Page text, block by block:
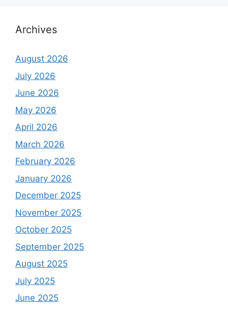
Archives
August 2026
July 2026
June 2026
May 2026
April 2026
March 2026
February 2026
January 2026
December 2025
November 2025
October 2025
September 2025
August 2025
July 2025
June 2025